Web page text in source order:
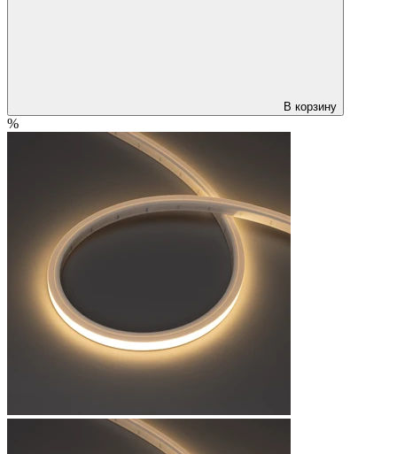
В корзину
%